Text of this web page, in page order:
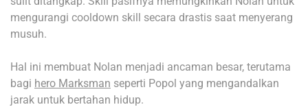
mengurangi cooldown skill secara drastis saat menyerang
musuh.
Hal ini membuat Nolan menjadi ancaman besar, terutama
bagi hero Marksman seperti Popol yang mengandalkan
jarak untuk bertahan hidup.